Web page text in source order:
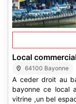
Local
64100 Bayonne
A ceder droit au bail local commercial coeur historique de
bayonne ce local a été bien rénové il possède une belle
vitrine ,un bel